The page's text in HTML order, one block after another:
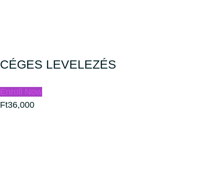
CÉGES LEVELEZÉS
Enroll Now
Ft36,000